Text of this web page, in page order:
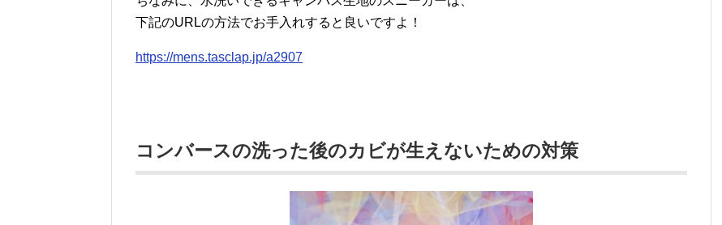
下記のURLの方法でお手入れすると良いですよ！
https://mens.tasclap.jp/a2907
コンバースの洗った後のカビが生えないための対策